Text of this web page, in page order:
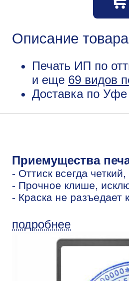
Описание товара
Печать ИП по
и еще 69 видов
Доставка по Уфе
Приемущества
- Оттиск всегда
- Прочное клише,
- Краска не разъедает
подробнее